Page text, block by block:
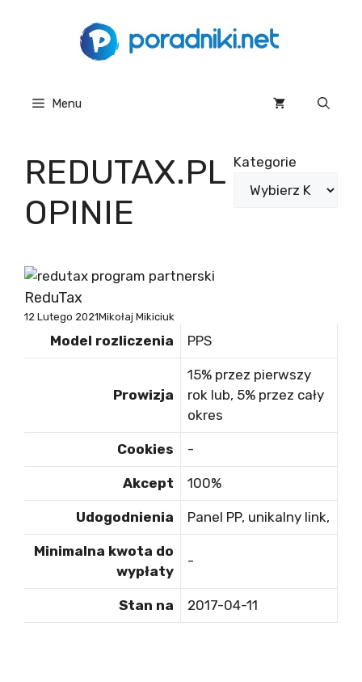
Menu
REDUTAX.PL
OPINIE
Kategorie
ReduTax
12 Lutego 2021Mikołaj Mikiciuk
Model rozliczenia PPS
Prowizja
15% przez pierwszy
rok lub, 5% przez cały
okres
Cookies -
Akcept 100%
Udogodnienia Panel PP, unikalny link,
Minimalna kwota do
wypłaty
-
Stan na 2017-04-11